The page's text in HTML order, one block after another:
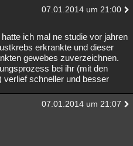
07.01.2014 um 21:00
ich mal ne studie vor jahren
erkrankte und dieser
gewebes zuverzeichnen.
bei ihr (mit den
verlief schneller und besser
07.01.2014 um 21:07